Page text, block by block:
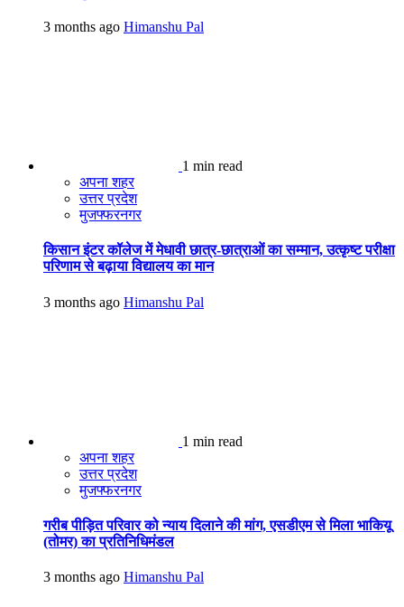
3 months ago Himanshu Pal
1 min read
अपना शहर
उत्तर प्रदेश
मुजफ्फरनगर
किसान इंटर कॉलेज में मेधावी छात्र-छात्राओं का सम्मान, उत्कृष्ट परीक्षा
परिणाम से बढ़ाया विद्यालय का मान
3 months ago Himanshu Pal
1 min read
अपना शहर
उत्तर प्रदेश
मुजफ्फरनगर
गरीब पीड़ित परिवार को न्याय दिलाने की मांग, एसडीएम से मिला भाकियू
(तोमर) का प्रतिनिधिमंडल
3 months ago Himanshu Pal